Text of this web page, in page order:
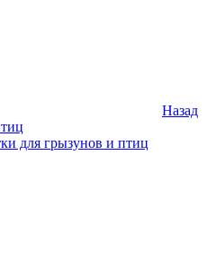
Назад
для грызунов и птиц